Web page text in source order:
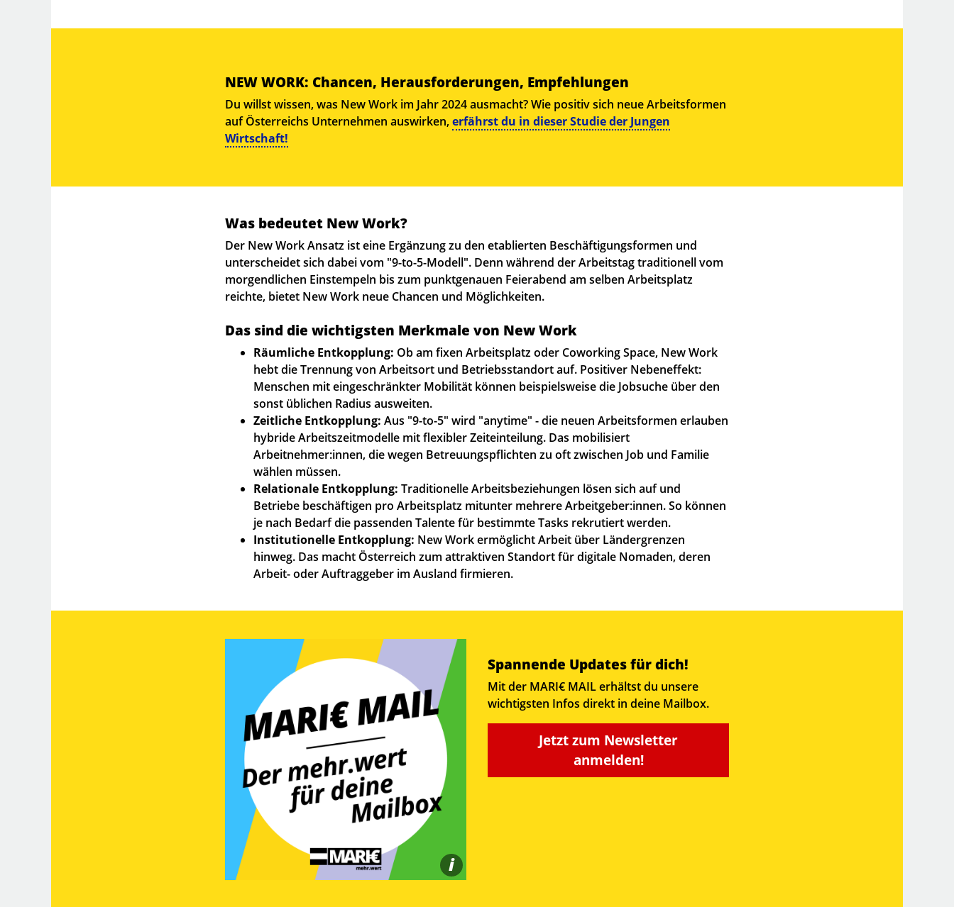
NEW WORK: Chancen, Herausforderungen, Empfehlungen
Du willst wissen, was New Work im Jahr 2024 ausmacht? Wie positiv sich neue Arbeitsformen
auf Österreichs Unternehmen auswirken,erfährst du in dieser Studie der Jungen
Wirtschaft!
Was bedeutet New Work?
Der New Work Ansatz ist eine Ergänzung zu den etablierten Beschäftigungsformen und
unterscheidet sich dabei vom "9-to-5-Modell". Denn während der Arbeitstag traditionell vom
morgendlichen Einstempeln bis zum punktgenauen Feierabend am selben Arbeitsplatz
reichte, bietet New Work neue Chancen und Möglichkeiten.
Das sind die wichtigsten Merkmale von New Work
Räumliche Entkopplung: Ob am fixen Arbeitsplatz oder Coworking Space, New Work
hebt die Trennung von Arbeitsort und Betriebsstandort auf. Positiver Nebeneffekt:
Menschen mit eingeschränkter Mobilität können beispielsweise die Jobsuche über den
sonst üblichen Radius ausweiten.
Zeitliche Entkopplung: Aus "9-to-5" wird "anytime" - die neuen Arbeitsformen erlauben
hybride Arbeitszeitmodelle mit flexibler Zeiteinteilung. Das mobilisiert
Arbeitnehmer:innen, die wegen Betreuungspflichten zu oft zwischen Job und Familie
wählen müssen.
Relationale Entkopplung: Traditionelle Arbeitsbeziehungen lösen sich auf und
Betriebe beschäftigen pro Arbeitsplatz mitunter mehrere Arbeitgeber:innen. So können
je nach Bedarf die passenden Talente für bestimmte Tasks rekrutiert werden.
Institutionelle Entkopplung: New Work ermöglicht Arbeit über Ländergrenzen
hinweg. Das macht Österreich zum attraktiven Standort für digitale Nomaden, deren
Arbeit- oder Auftraggeber im Ausland firmieren.
i
Spannende Updates für dich!
Mit der MARI€ MAIL erhältst du unsere
wichtigsten Infos direkt in deine Mailbox.
Jetzt zum Newsletter
anmelden!